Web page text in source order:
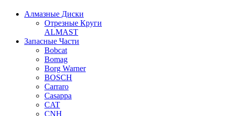
Алмазные Диски
Отрезные Круги
ALMAST
Запасные Части
Bobcat
Bomag
Borg Warner
BOSCH
Carraro
Casappa
CAT
CNH